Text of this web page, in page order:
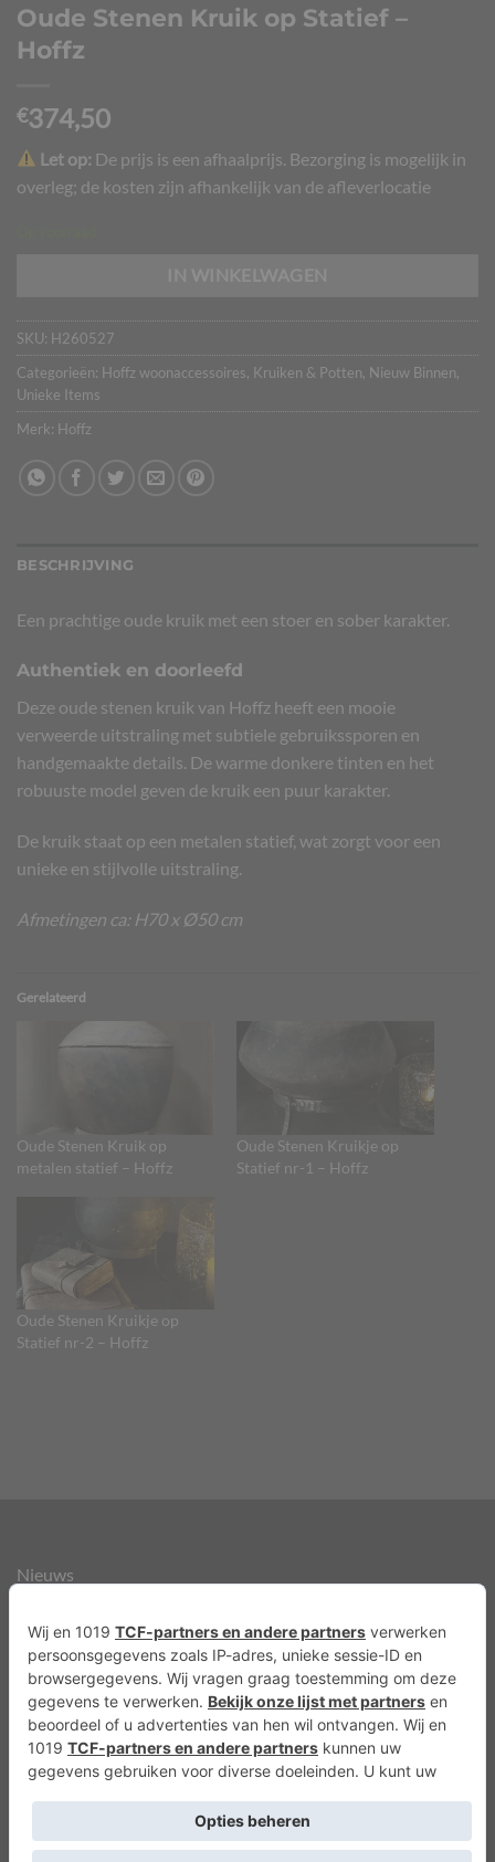
Oude Stenen Kruik op Statief –
Hoffz
€374,50
Let op: De prijs is een afhaalprijs. Bezorging is mogelijk in
overleg; de kosten zijn afhankelijk van de afleverlocatie
SKU: H260527
Categorieën: Hoffz woonaccessoires, Kruiken & Potten, Nieuw Binnen,
Unieke Items
Merk: Hoffz
BESCHRIJVING
Een prachtige oude kruik met een stoer en sober karakter.
Authentiek en doorleefd
Deze oude stenen kruik van Hoffz heeft een mooie
verweerde uitstraling met subtiele gebruikssporen en
handgemaakte details. De warme donkere tinten en het
robuuste model geven de kruik een puur karakter.
De kruik staat op een metalen statief, wat zorgt voor een
unieke en stijlvolle uitstraling.
Afmetingen ca: H70 x Ø50 cm
Gerelateerd
Oude Stenen Kruik op
metalen statief – Hoffz
Oude Stenen Kruikje op
Statief nr-1 – Hoffz
Oude Stenen Kruikje op
Statief nr-2 – Hoffz
Nieuws
Over ons
Agenda
Privacyverklaring